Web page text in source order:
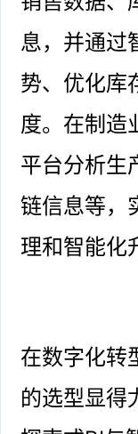
息，并通过
势、优化库
度。在制造
平台分析生
链信息等，
理和智能化
在数字化转
的选型显得